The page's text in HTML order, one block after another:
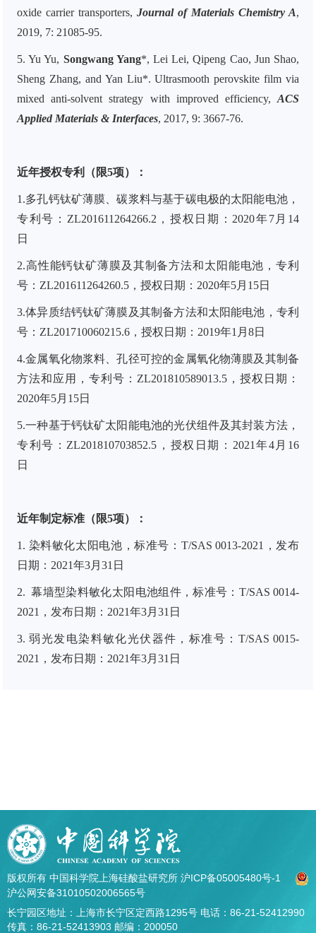
oxide carrier transporters, Journal of Materials Chemistry A,
2019, 7: 21085-95.
5. Yu Yu, Songwang Yang*, Lei Lei, Qipeng Cao, Jun Shao,
Sheng Zhang, and Yan Liu*. Ultrasmooth perovskite film via
mixed anti-solvent strategy with improved efficiency, ACS
Applied Materials & Interfaces, 2017, 9: 3667-76.
近年授权专利（限5项）：
1.多孔钙钛矿薄膜、碳浆料与基于碳电极的太阳能电池，
专利号：ZL201611264266.2，授权日期：2020年7月14
日
2.高性能钙钛矿薄膜及其制备方法和太阳能电池，专利
号：ZL201611264260.5，授权日期：2020年5月15日
3.体异质结钙钛矿薄膜及其制备方法和太阳能电池，专利
号：ZL201710060215.6，授权日期：2019年1月8日
4.金属氧化物浆料、孔径可控的金属氧化物薄膜及其制备
方法和应用，专利号：ZL201810589013.5，授权日期：
2020年5月15日
5.一种基于钙钛矿太阳能电池的光伏组件及其封装方法，
专利号：ZL201810703852.5，授权日期：2021年4月16
日
近年制定标准 （限5项） ：
1. 染料敏化太阳电池，标准号：T/SAS 0013-2021，发布
日期：2021年3月31日
2. 幕墙型染料敏化太阳电池组件，标准号：T/SAS 0014-
2021，发布日期：2021年3月31日
3. 弱光发电染料敏化光伏器件，标准号：T/SAS 0015-
2021，发布日期：2021年3月31 日
版权所有 中国科学院上海硅酸盐研究所 沪ICP备05005480号-1
沪公网安备31010502006565号
长宁园区地址：上海市长宁区定西路1295号 电话：86-21-52412990
传真：86-21-52413903 邮编：200050